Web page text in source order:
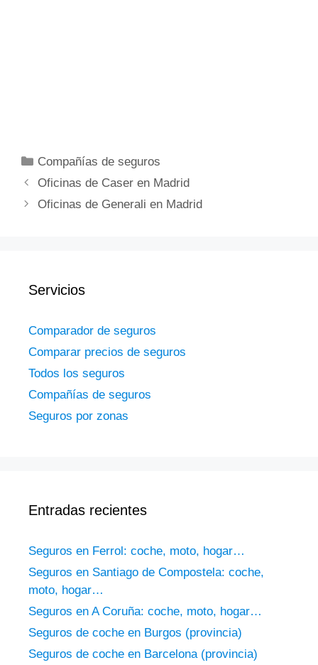
Categorías
Compañías de seguros
Oficinas de Caser en Madrid
Oficinas de Generali en Madrid
Servicios
Comparador de seguros
Comparar precios de seguros
Todos los seguros
Compañías de seguros
Seguros por zonas
Entradas recientes
Seguros en Ferrol: coche, moto, hogar…
Seguros en Santiago de Compostela: coche,
moto, hogar…
Seguros en A Coruña: coche, moto, hogar…
Seguros de coche en Burgos (provincia)
Seguros de coche en Barcelona (provincia)